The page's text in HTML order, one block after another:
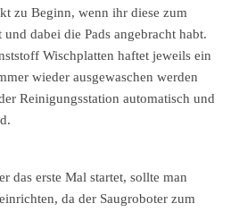
zu Beginn, wenn ihr diese zum
dabei die Pads angebracht habt.
Wischplatten haftet jeweils ein
wieder ausgewaschen werden
Reinigungsstation automatisch und
das erste Mal startet, sollte man
da der Saugroboter zum